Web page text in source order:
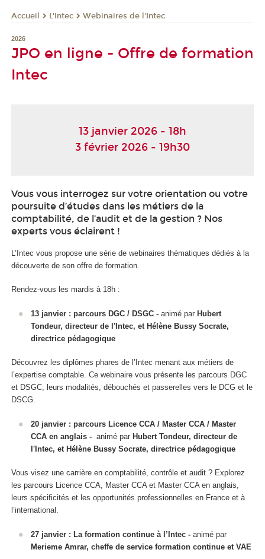
Accueil L'Intec Webinaires de l'Intec
2026
JPO en ligne - Offre de formation
Intec
13 janvier 2026 - 18h
3 février 2026 - 19h30
Vous vous interrogez sur votre orientation ou votre
poursuite d’études dans les métiers de la
comptabilité, de l’audit et de la gestion ? Nos
experts vous éclairent !
L’Intec vous propose une série de webinaires thématiques dédiés à la
découverte de son offre de formation.
Rendez-vous les mardis à 18h :
13 janvier : parcours DGC / DSGC - animé par Hubert
Tondeur, directeur de l'Intec, et Hélène Bussy Socrate,
directrice pédagogique
Découvrez les diplômes phares de l’Intec menant aux métiers de
l’expertise comptable. Ce webinaire vous présente les parcours DGC
et DSGC, leurs modalités, débouchés et passerelles vers le DCG et le
DSCG.
20 janvier : parcours Licence CCA / Master CCA / Master
CCA en anglais - animé par Hubert Tondeur, directeur de
l'Intec, et Hélène Bussy Socrate, directrice pédagogique
Vous visez une carrière en comptabilité, contrôle et audit ? Explorez
les parcours Licence CCA, Master CCA et Master CCA en anglais,
leurs spécificités et les opportunités professionnelles en France et à
l’international.
27 janvier : La formation continue à l’Intec - animé par
Merieme Amrar, cheffe de service formation continue et VAE